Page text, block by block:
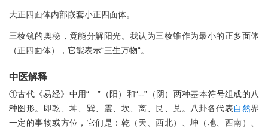
大正四面体内部嵌套小正四面体。
三棱镜的奥秘，竟能分解阳光。我认为三棱锥作为最小的正多面体
（正四面体），它能表示“三生万物“。
中医解释
①古代《易经》中用“—”（阳）和“--”（阴）两种基本符号组成的八
种图形。即乾、坤、巽、震、坎、离、艮、兑。八卦各代表自然界
一定的事物或方位，它们是：乾（天、西北）、坤（地、西南）、